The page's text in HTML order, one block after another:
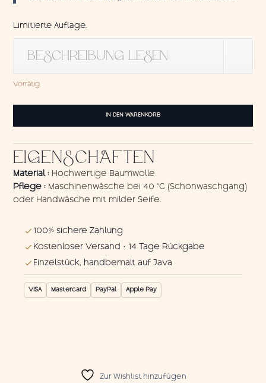
Limitierte Auflage.
BESCHREIBUNG LESEN
Vorrätig
Menge
IN DEN WARENKORB
EIGENSCHAFTEN
Material : Hochwertige Baumwolle
Pflege : Maschinenwäsche bei 40 °C (Schonwaschgang)
oder Handwäsche mit milder Seife.
100% sichere Zahlung
Kostenloser Versand · 14 Tage Rückgabe
Einzelstück, handbemalt auf Java
VISA Mastercard PayPal Apple Pay
Zur Wishlist hinzufügen